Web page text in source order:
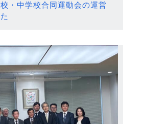
・中学校合同運動会の運営